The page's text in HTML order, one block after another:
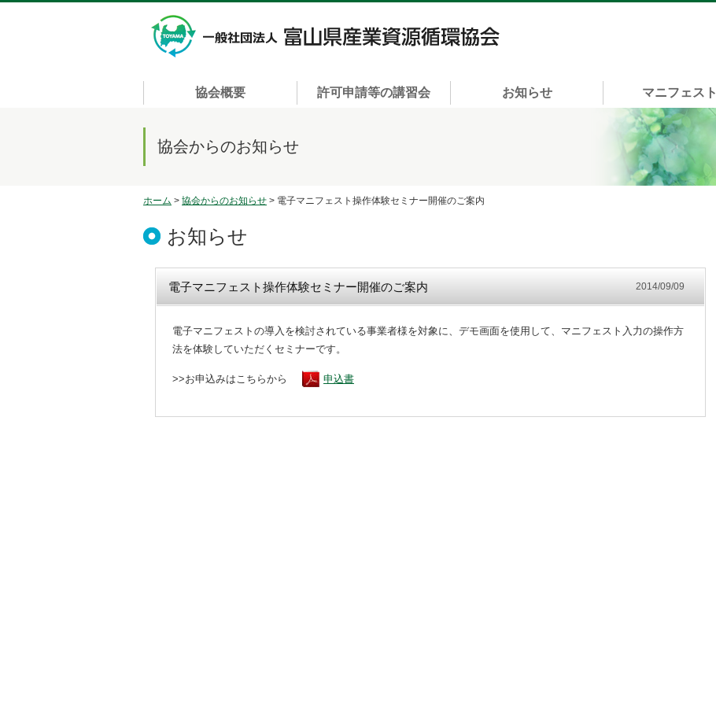
協会概要 許可申請等の講習会 お知らせ マニフェスト
協会からのお知らせ
ホーム > 協会からのお知らせ > 電子マニフェスト操作体験セミナー開催のご案内
お知らせ
電子マニフェスト操作体験セミナー開催のご案内 2014/09/09
電子マニフェストの導入を検討されている事業者様を対象に、デモ画面を使用して、マニフェスト入力の操作方
法を体験していただくセミナーです。
>>お申込みはこちらから 申込書